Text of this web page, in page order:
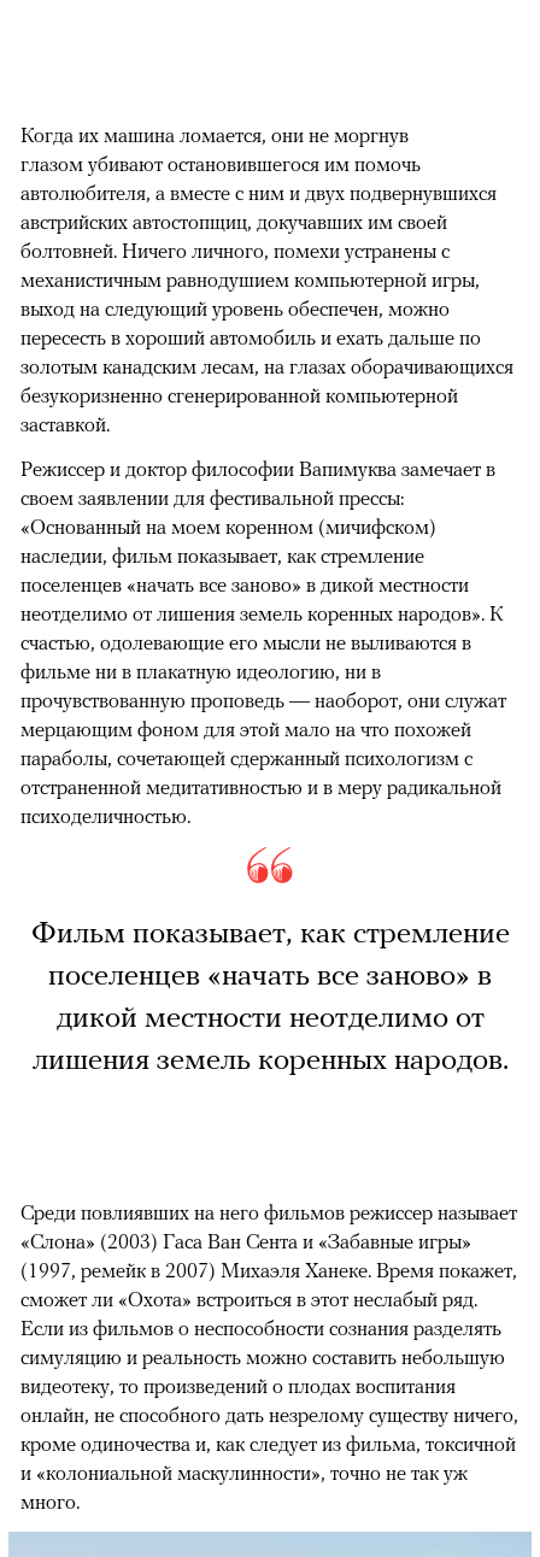
Когда их машина ломается, они не моргнув
глазом убивают остановившегося им помочь
автолюбителя, а вместе с ним и двух подвернувшихся
австрийских автостопщиц, докучавших им своей
болтовней. Ничего личного, помехи устранены с
механистичным равнодушием компьютерной игры,
выход на следующий уровень обеспечен, можно
пересесть в хороший автомобиль и ехать дальше по
золотым канадским лесам, на глазах оборачивающихся
безукоризненно сгенерированной компьютерной
заставкой.
Режиссер и доктор философии Вапимуква замечает в
своем заявлении для фестивальной прессы:
«Основанный на моем коренном (мичифском)
наследии, фильм показывает, как стремление
поселенцев «начать все заново» в дикой местности
неотделимо от лишения земель коренных народов». К
счастью, одолевающие его мысли не выливаются в
фильме ни в плакатную идеологию, ни в
прочувствованную проповедь — наоборот, они служат
мерцающим фоном для этой мало на что похожей
параболы, сочетающей сдержанный психологизм с
отстраненной медитативностью и в меру радикальной
психоделичностью.
Фильм показывает, как стремление
поселенцев «начать все заново» в
дикой местности неотделимо от
лишения земель коренных народов.
Среди повлиявших на него фильмов режиссер называет
«Слона» (2003) Гаса Ван Сента и «Забавные игры»
(1997, ремейк в 2007) Михаэля Ханеке. Время покажет,
сможет ли «Охота» встроиться в этот неслабый ряд.
Если из фильмов о неспособности сознания разделять
симуляцию и реальность можно составить небольшую
видеотеку, то произведений о плодах воспитания
онлайн, не способного дать незрелому существу ничего,
кроме одиночества и, как следует из фильма, токсичной
и «колониальной маскулинности», точно не так уж
много.